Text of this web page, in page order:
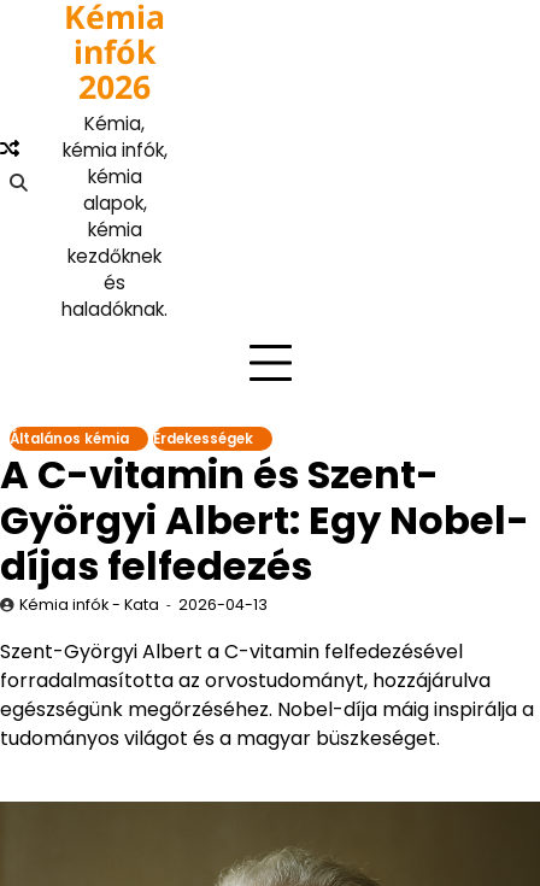
Kémia
infók
2026
Kémia,
kémia infók,
kémia
alapok,
kémia
kezdőknek
és
haladóknak.
Általános kémia Érdekességek
A C-vitamin és Szent-
Györgyi Albert: Egy Nobel-
díjas felfedezés
Kémia infók - Kata 2026-04-13
Szent-Györgyi Albert a C-vitamin felfedezésével
forradalmasította az orvostudományt, hozzájárulva
egészségünk megőrzéséhez. Nobel-díja máig inspirálja a
tudományos világot és a magyar büszkeséget.